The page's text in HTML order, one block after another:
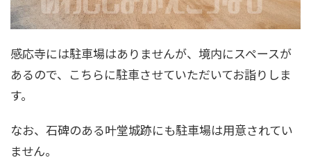
感応寺には駐車場はありませんが、境内にスペースが
あるので、こちらに駐車させていただいてお詣りしま
す。
なお、石碑のある叶堂城跡にも駐車場は用意されてい
ません。